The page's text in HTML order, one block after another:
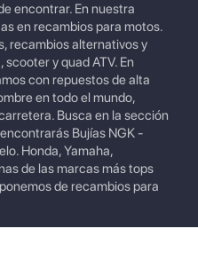
encontrar. En nuestra
en recambios para motos.
recambios alternativos y
y quad ATV. En
con repuestos de alta
en todo el mundo,
Busca en la sección
Bujías NGK -
Honda, Yamaha,
de las marcas más tops
de recambios para